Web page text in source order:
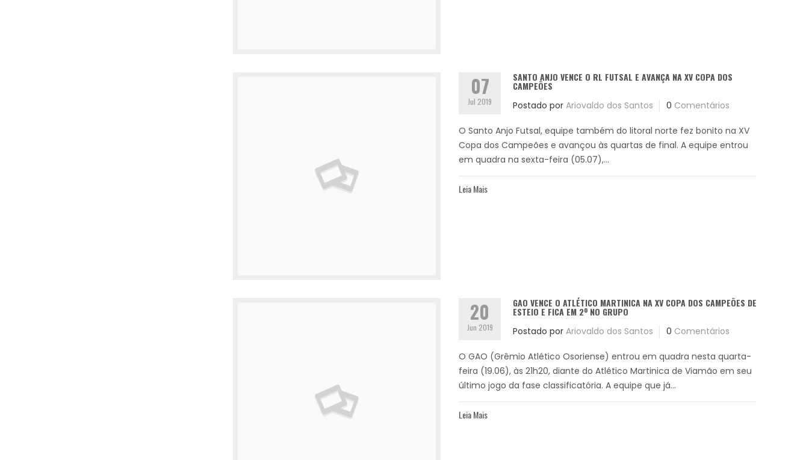
07
Jul 2019
SANTO ANJO VENCE O RL FUTSAL E AVANÇA NA XV COPA DOS
CAMPEÕES
Postado por Ariovaldo dos Santos 0 Comentários
O Santo Anjo Futsal, equipe também do litoral norte fez bonito na XV
Copa dos Campeões e avançou às quartas de final. A equipe entrou
em quadra na sexta-feira (05.07),...
Leia Mais
20
Jun 2019
GAO VENCE O ATLÉTICO MARTINICA NA XV COPA DOS CAMPEÕES DE
ESTEIO E FICA EM 2º NO GRUPO
Postado por Ariovaldo dos Santos 0 Comentários
O GAO (Grêmio Atlético Osoriense) entrou em quadra nesta quarta-
feira (19.06), às 21h20, diante do Atlético Martinica de Viamão em seu
último jogo da fase classificatória. A equipe que já...
Leia Mais